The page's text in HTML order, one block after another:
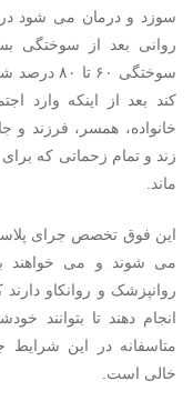
سوزد و درمان می شود
روانی بعد از سوختگی
سوختگی ۶۰
کند بعد از اینکه وارد
خانواده، همسر، فرزند
زند و تمام زحماتی که
ماند.
این فوق تخصص جرای
می شوند و می خواهند به
روانپزشک و روانکاو
انجام دهند تا بتوانند
متاسفانه در این شرایط
خالی است.